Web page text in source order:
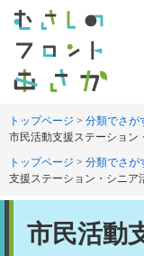
す
し
本
文
トップページ > 分類でさが
市民活動支援ステーション
トップページ > 分類でさが
支援ステーション・シニア
市民活動